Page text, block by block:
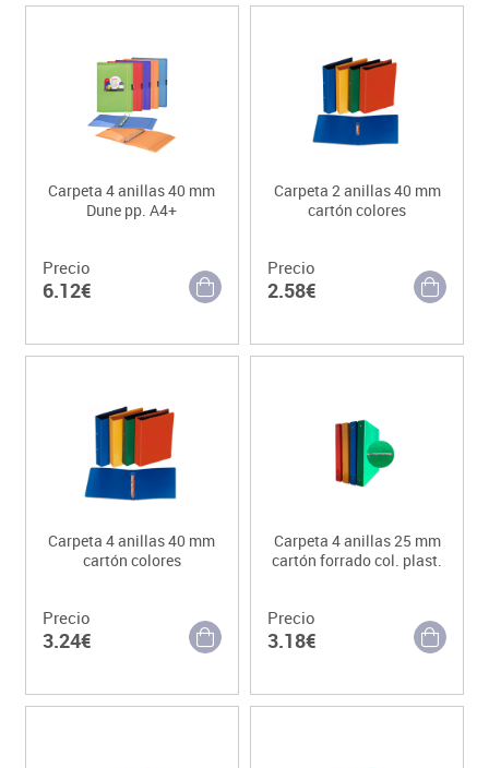
Carpeta 4 anillas 40 mm
Dune pp. A4+
Precio
6.12€
Carpeta 2 anillas 40 mm
cartón colores
Precio
2.58€
Carpeta 4 anillas 40 mm
cartón colores
Precio
3.24€
Carpeta 4 anillas 25 mm
cartón forrado col. plast.
Precio
3.18€